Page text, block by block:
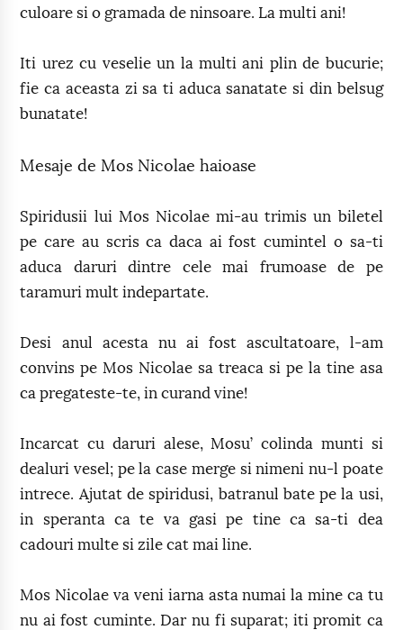
culoare si o gramada de ninsoare. La multi ani!
Iti urez cu veselie un la multi ani plin de bucurie;
fie ca aceasta zi sa ti aduca sanatate si din belsug
bunatate!
Mesaje de Mos Nicolae haioase
Spiridusii lui Mos Nicolae mi-au trimis un biletel
pe care au scris ca daca ai fost cumintel o sa-ti
aduca daruri dintre cele mai frumoase de pe
taramuri mult indepartate.
Desi anul acesta nu ai fost ascultatoare, l-am
convins pe Mos Nicolae sa treaca si pe la tine asa
ca pregateste-te, in curand vine!
Incarcat cu daruri alese, Mosu’ colinda munti si
dealuri vesel; pe la case merge si nimeni nu-l poate
intrece. Ajutat de spiridusi, batranul bate pe la usi,
in speranta ca te va gasi pe tine ca sa-ti dea
cadouri multe si zile cat mai line.
Mos Nicolae va veni iarna asta numai la mine ca tu
nu ai fost cuminte. Dar nu fi suparat; iti promit ca